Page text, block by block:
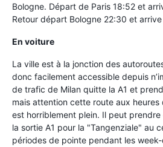
Bologne. Départ de Paris 18:52 et
Retour départ Bologne 22:30 et
En voiture
La ville est à la jonction des
donc facilement accessible depuis
de trafic de Milan quitte la A1 et
mais attention cette route aux heures
est horriblement plein. Il peut
la sortie A1 pour la "Tangenziale" au
périodes de pointe pendant les week-